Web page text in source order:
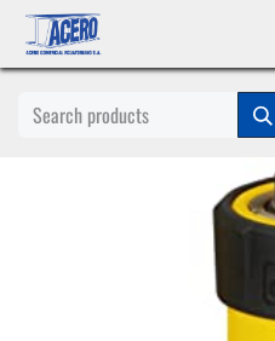
Ir al contenido